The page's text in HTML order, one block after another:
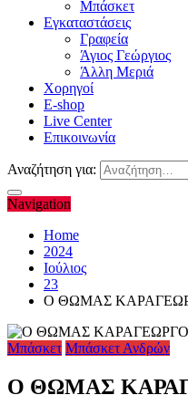
Μπάσκετ
Εγκαταστάσεις
Γραφεία
Άγιος Γεώργιος
Άλλη Μεριά
Χορηγοί
E-shop
Live Center
Επικοινωνία
Αναζήτηση για:
Navigation
Home
2024
Ιούλιος
23
Ο ΘΩΜΑΣ
Μπάσκετ Μπάσκετ Ανδρών
Ο ΘΩΜΑΣ